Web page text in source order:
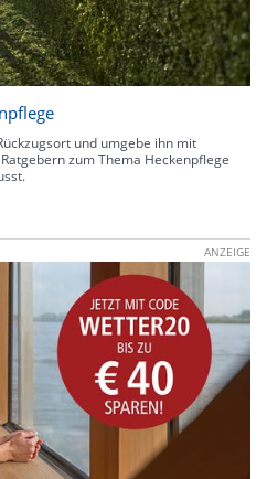
und umgebe ihn mit
zum Thema Heckenpflege
ANZEIGE